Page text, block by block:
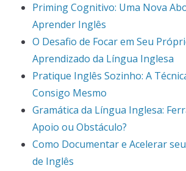
Priming Cognitivo: Uma Nova
Aprender Inglês
O Desafio de Focar em Seu
Aprendizado da Língua Inglesa
Pratique Inglês Sozinho: A
Consigo Mesmo
Gramática da Língua Inglesa:
Apoio ou Obstáculo?
Como Documentar e Acelerar
de Inglês